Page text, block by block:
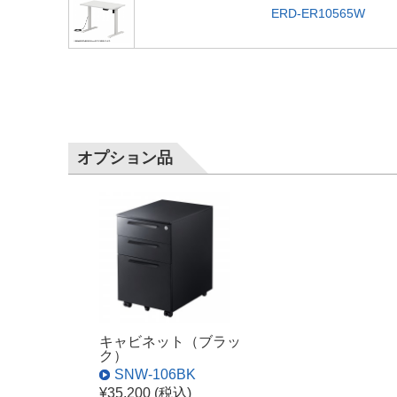
ERD-ER10565W
オプション品
キャビネット（ブラッ
ク）
SNW-106BK
¥35,200 (税込)